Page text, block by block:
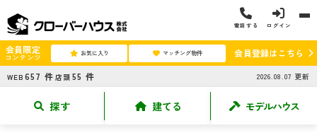
電話する ログイン
会員限定
コンテンツ お気に入り マッチング物件 会員登録はこちら
WEB 657 件 店頭 55 件 2026.08.07 更新
探す 建てる モデルハウス